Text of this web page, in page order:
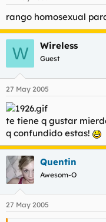
rango homosexual
W Wireless
Guest
27 May 2005
te tiene q gustar
q confundido estas!
Quentin
Awesom-O
27 May 2005